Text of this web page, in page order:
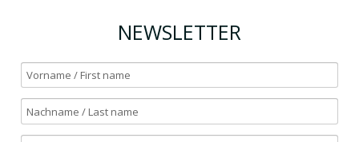
NEWSLETTER